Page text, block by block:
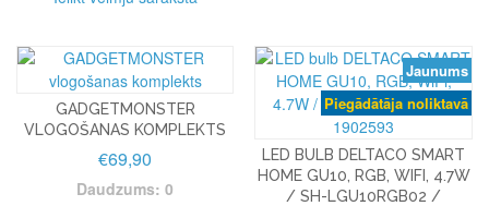
GADGETMONSTER
VLOGOŠANAS KOMPLEKTS
€69,90
Daudzums: 0
Jaunums
Piegādātāja noliktavā
LED BULB DELTACO SMART
HOME GU10, RGB, WIFI, 4.7W
/ SH-LGU10RGB02 /